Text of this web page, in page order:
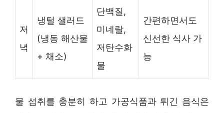
저
녁
냉털 샐러드
(냉동 해산물
+ 채소)
단백질,
미네랄,
저탄수화
물
간편하면서도
신선한 식사 가
능
물 섭취를 충분히 하고 가공식품과 튀긴 음식은